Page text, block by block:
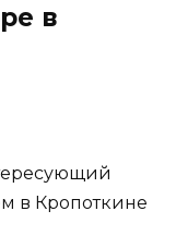
в
в Кропоткине